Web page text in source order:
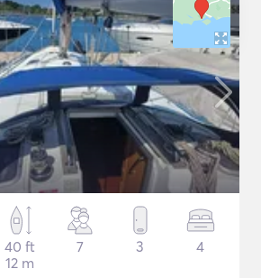
40 ft
12 m
7 3 4